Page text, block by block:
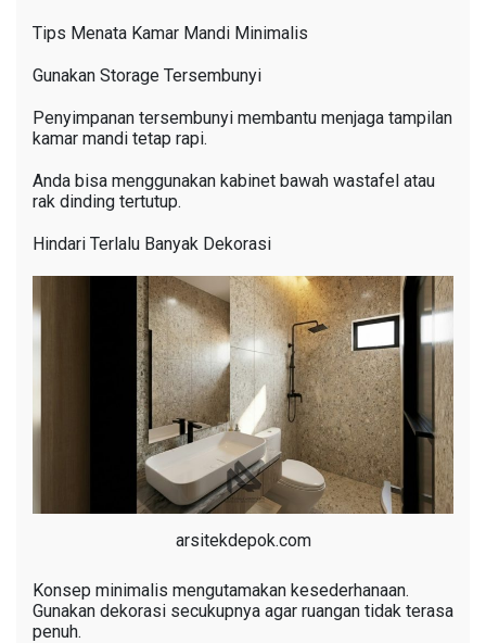
Tips Menata Kamar Mandi Minimalis
Gunakan Storage Tersembunyi
Penyimpanan tersembunyi membantu menjaga tampilan
kamar mandi tetap rapi.
Anda bisa menggunakan kabinet bawah wastafel atau
rak dinding tertutup.
Hindari Terlalu Banyak Dekorasi
arsitekdepok.com
Konsep minimalis mengutamakan kesederhanaan.
Gunakan dekorasi secukupnya agar ruangan tidak terasa
penuh.